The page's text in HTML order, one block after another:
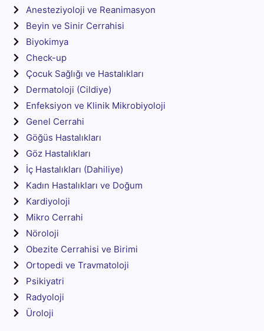
Anesteziyoloji ve Reanimasyon
Beyin ve Sinir Cerrahisi
Biyokimya
Check-up
Çocuk Sağlığı ve Hastalıkları
Dermatoloji (Cildiye)
Enfeksiyon ve Klinik Mikrobiyoloji
Genel Cerrahi
Göğüs Hastalıkları
Göz Hastalıkları
İç Hastalıkları (Dahiliye)
Kadın Hastalıkları ve Doğum
Kardiyoloji
Mikro Cerrahi
Nöroloji
Obezite Cerrahisi ve Birimi
Ortopedi ve Travmatoloji
Psikiyatri
Radyoloji
Üroloji